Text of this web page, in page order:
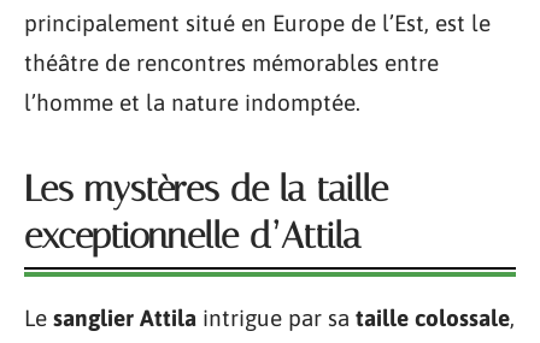
principalement situé en Europe de l’Est, est le
théâtre de rencontres mémorables entre
l’homme et la nature indomptée.
Les mystères de la taille
exceptionnelle d’Attila
Le sanglier Attila intrigue par sa taille colossale,